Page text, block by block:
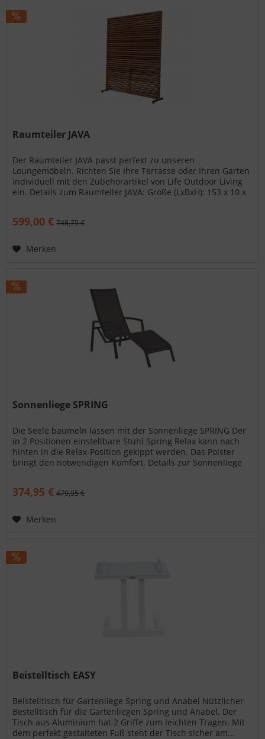
Raumteiler JAVA
Der Raumteiler JAVA passt perfekt zu unseren
Loungemöbeln. Richten Sie Ihre Terrasse oder Ihren Garten
individuell mit den Zubehörartikel von Life Outdoor Living
ein. Details zum Raumteiler JAVA: Größe (LxBxH): 153 x 10 x
599,00 € 748,75 €
Merken
Sonnenliege SPRING
Die Seele baumeln lassen mit der Sonnenliege SPRING Der
in 2 Positionen einstellbare Stuhl Spring Relax kann nach
hinten in die Relax-Position gekippt werden. Das Polster
bringt den notwendigen Komfort. Details zur Sonnenliege
374,95 € 479,95 €
Merken
Beistelltisch EASY
Beistelltisch für Gartenliege Spring und Anabel Nützlicher
Bestelltisch für die Gartenliegen Spring und Anabel. Der
Tisch aus Aluminium hat 2 Griffe zum leichten Tragen. Mit
dem perfekt gestalteten Fuß steht der Tisch sicher am...